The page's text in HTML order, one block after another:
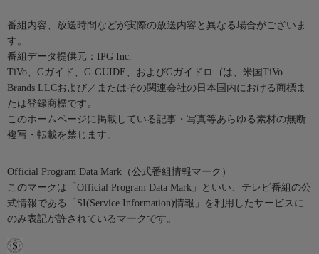
番組内容、放送時間などが実際の放送内容と異なる場合がございま
す。
番組データ提供元：IPG Inc.
TiVo、Gガイド、G-GUIDE、およびGガイドロゴは、米国TiVo
Brands LLCおよび／またはその関連会社の日本国内における商標ま
たは登録商標です。
このホームページに掲載している記事・写真等あらゆる素材の無断
複写・転載を禁じます。
Official Program Data Mark（公式番組情報マーク）
このマークは「Official Program Data Mark」といい、テレビ番組の公
式情報である「SI(Service Information)情報」を利用したサービスに
のみ表記が許されているマークです。